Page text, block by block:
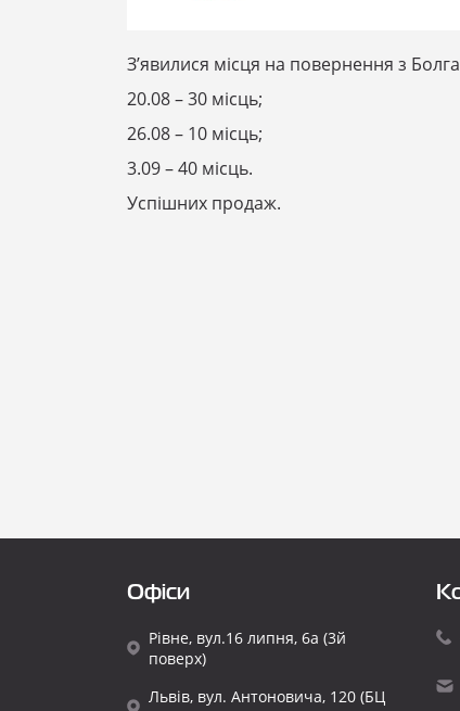
З’явилися місця на повернення з
20.08 – 30 місць;
26.08 – 10 місць;
3.09 – 40 місць.
Успішних продаж.
Офіси
Рівне, вул.16 липня, 6а (3й
поверх)
Львів, вул. Антоновича, 120 (БЦ